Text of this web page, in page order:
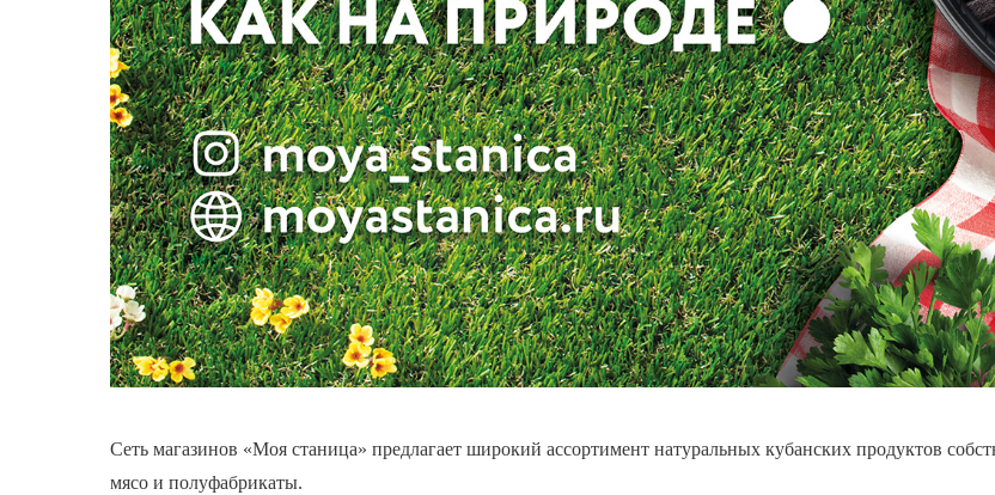
Сеть магазинов «Моя станица» предлагает широкий ассортимент натуральных кубанских продуктов
мясо и полуфабрикаты.